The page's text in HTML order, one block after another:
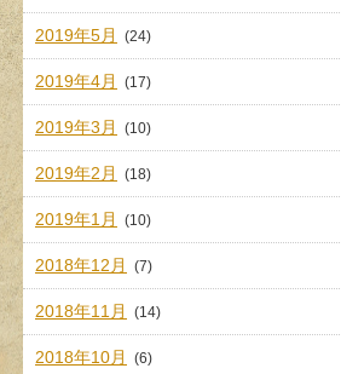
2019年5月 (24)
2019年4月 (17)
2019年3月 (10)
2019年2月 (18)
2019年1月 (10)
2018年12月 (7)
2018年11月 (14)
2018年10月 (6)